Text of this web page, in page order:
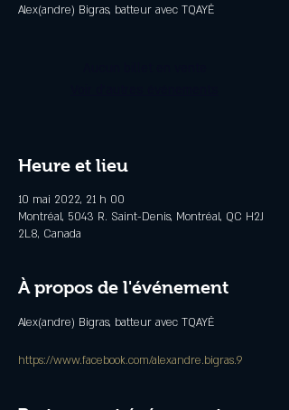
Alex(andre) Bigras, batteur avec TQAYÊ
Heure et lieu
10 mai 2022, 21 h 00
Montréal, 5043 R. Saint-Denis, Montréal, QC H2J
2L8, Canada
À propos de l'événement
Alex(andre) Bigras, batteur avec TQAYÊ
https://www.facebook.com/alexandre.bigras.9